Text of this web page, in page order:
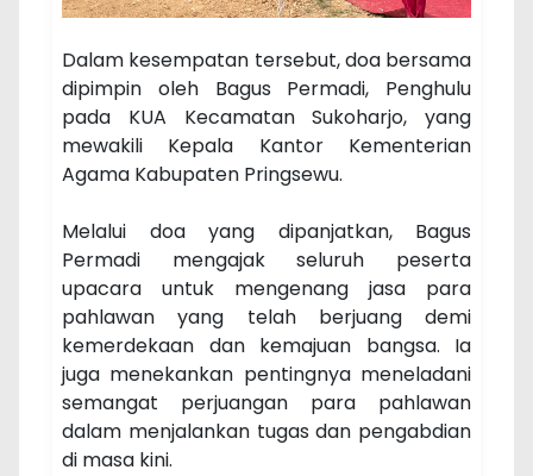
Dalam kesempatan tersebut, doa bersama
dipimpin oleh Bagus Permadi, Penghulu
pada KUA Kecamatan Sukoharjo, yang
mewakili Kepala Kantor Kementerian
Agama Kabupaten Pringsewu.
Melalui doa yang dipanjatkan, Bagus
Permadi mengajak seluruh peserta
upacara untuk mengenang jasa para
pahlawan yang telah berjuang demi
kemerdekaan dan kemajuan bangsa. Ia
juga menekankan pentingnya meneladani
semangat perjuangan para pahlawan
dalam menjalankan tugas dan pengabdian
di masa kini.